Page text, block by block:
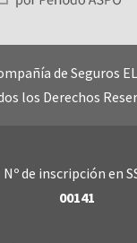
de Seguros
los Derechos
Nº de inscripción en
00141